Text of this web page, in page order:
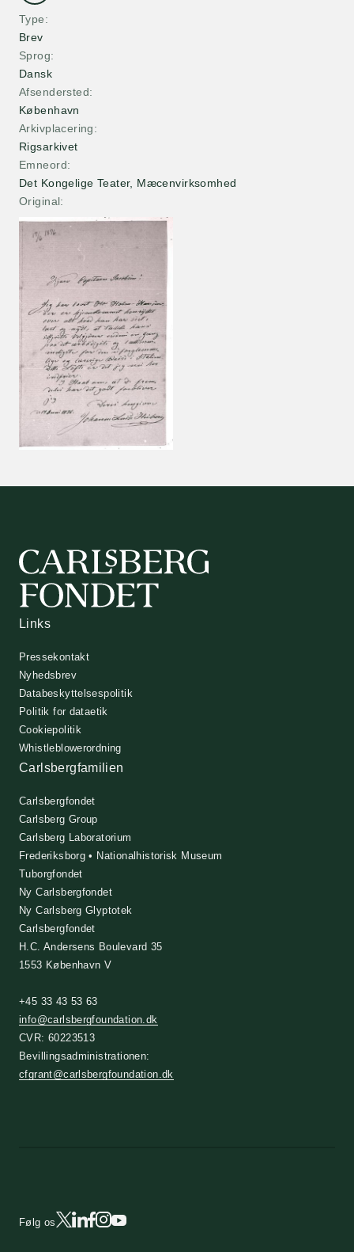
Type
Brev
Sprog
Dansk
Afsendersted
København
Arkivplacering
Rigsarkivet
Emneord
Det Kongelige Teater, Mæcenvirksomhed
Original
Links
Pressekontakt
Nyhedsbrev
Databeskyttelsespolitik
Politik for dataetik
Cookiepolitik
Whistleblowerordning
Carlsbergfamilien
Carlsbergfondet
Carlsberg Group
Carlsberg Laboratorium
Frederiksborg • Nationalhistorisk Museum
Tuborgfondet
Ny Carlsbergfondet
Ny Carlsberg Glyptotek
Carlsbergfondet
H.C. Andersens Boulevard 35
1553 København V
+45 33 43 53 63
info@carlsbergfoundation.dk
CVR: 60223513
Bevillingsadministrationen:
cfgrant@carlsbergfoundation.dk
Følg os